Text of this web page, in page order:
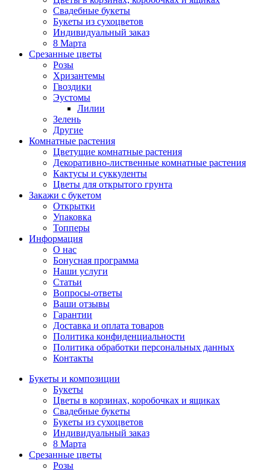
Свадебные букеты
Букеты из сухоцветов
Индивидуальный заказ
8 Марта
Срезанные цветы
Розы
Хризантемы
Гвоздики
Эустомы
Лилии
Зелень
Другие
Комнатные растения
Цветущие комнатные растения
Декоративно-лиственные комнатные растения
Кактусы и суккуленты
Цветы для открытого грунта
Закажи с букетом
Открытки
Упаковка
Топперы
Информация
О нас
Бонусная программа
Наши услуги
Статьи
Вопросы-ответы
Ваши отзывы
Гарантии
Доставка и оплата товаров
Политика конфиденциальности
Политика обработки персональных данных
Контакты
Букеты и композиции
Букеты
Цветы в корзинах, коробочках и ящиках
Свадебные букеты
Букеты из сухоцветов
Индивидуальный заказ
8 Марта
Срезанные цветы
Розы